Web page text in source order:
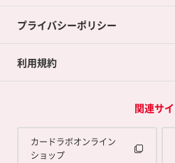
プライバシーポリシー
利用規約
関連サ
カードラボオンライン
ショップ